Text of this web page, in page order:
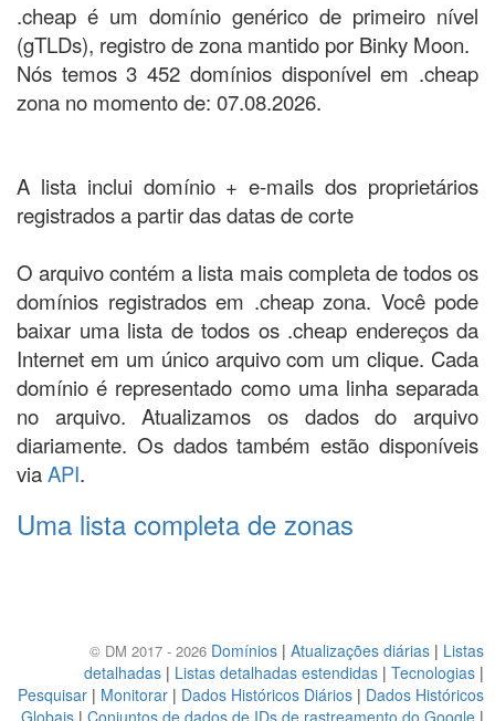
.cheap é um domínio genérico de primeiro nível
(gTLDs), registro de zona mantido por Binky Moon.
Nós temos 3 452 domínios disponível em .cheap
zona no momento de: 07.08.2026.
A lista inclui domínio + e-mails dos proprietários
registrados a partir das datas de corte
O arquivo contém a lista mais completa de todos os
domínios registrados em .cheap zona. Você pode
baixar uma lista de todos os .cheap endereços da
Internet em um único arquivo com um clique. Cada
domínio é representado como uma linha separada
no arquivo. Atualizamos os dados do arquivo
diariamente. Os dados também estão disponíveis
viaAPI.
Uma lista completa de zonas
© DM 2017 - 2026 Domínios | Atualizações diárias | Listas
detalhadas | Listas detalhadas estendidas | Tecnologias |
Pesquisar | Monitorar | Dados Históricos Diários | Dados Históricos
Globais | Conjuntos de dados de IDs de rastreamento do Google |